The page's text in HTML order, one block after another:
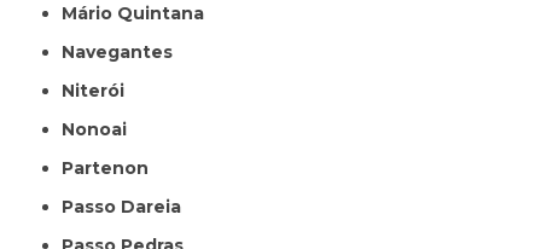
Mário Quintana
Navegantes
Niterói
Nonoai
Partenon
Passo Dareia